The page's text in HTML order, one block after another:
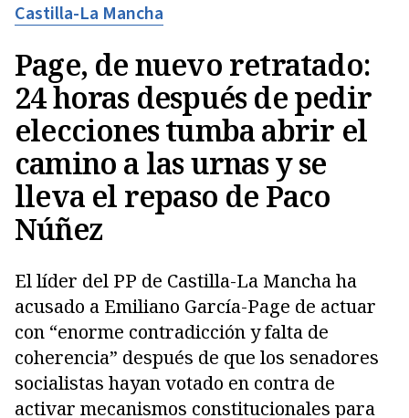
Castilla-La Mancha
Page, de nuevo retratado:
24 horas después de pedir
elecciones tumba abrir el
camino a las urnas y se
lleva el repaso de Paco
Núñez
El líder del PP de Castilla-La Mancha ha
acusado a Emiliano García-Page de actuar
con “enorme contradicción y falta de
coherencia” después de que los senadores
socialistas hayan votado en contra de
activar mecanismos constitucionales para